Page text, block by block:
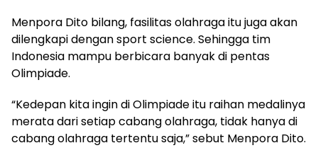
Menpora Dito bilang, fasilitas olahraga itu juga akan
dilengkapi dengan sport science. Sehingga tim
Indonesia mampu berbicara banyak di pentas
Olimpiade.
“Kedepan kita ingin di Olimpiade itu raihan medalinya
merata dari setiap cabang olahraga, tidak hanya di
cabang olahraga tertentu saja,” sebut Menpora Dito.